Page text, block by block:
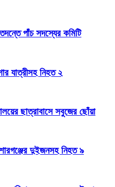
পাঁচ সদস্যের কমিটি
যাত্রীসহ নিহত ২
ছাত্রাবাসে সবুজের ছোঁয়া
দুইজনসহ নিহত ৯